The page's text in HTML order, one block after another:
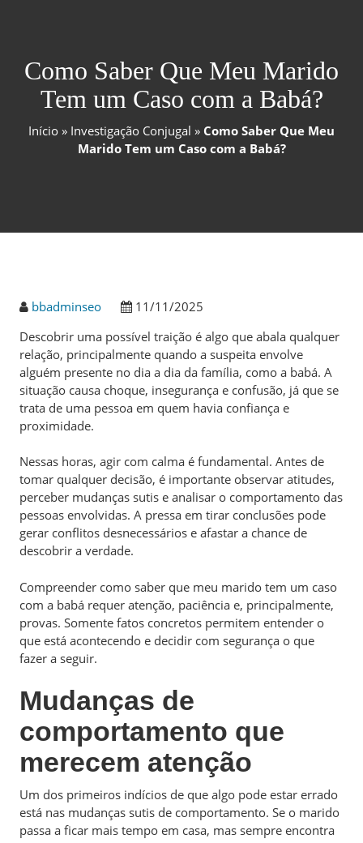
Como Saber Que Meu Marido
Tem um Caso com a Babá?
Início » Investigação Conjugal » Como Saber Que Meu
Marido Tem um Caso com a Babá?
bbadminseo
11/11/2025
Descobrir uma possível traição é algo que abala qualquer
relação, principalmente quando a suspeita envolve
alguém presente no dia a dia da família, como a babá. A
situação causa choque, insegurança e confusão, já que se
trata de uma pessoa em quem havia confiança e
proximidade.
Nessas horas, agir com calma é fundamental. Antes de
tomar qualquer decisão, é importante observar atitudes,
perceber mudanças sutis e analisar o comportamento das
pessoas envolvidas. A pressa em tirar conclusões pode
gerar conflitos desnecessários e afastar a chance de
descobrir a verdade.
Compreender como saber que meu marido tem um caso
com a babá requer atenção, paciência e, principalmente,
provas. Somente fatos concretos permitem entender o
que está acontecendo e decidir com segurança o que
fazer a seguir.
Mudanças de
comportamento que
merecem atenção
Um dos primeiros indícios de que algo pode estar errado
está nas mudanças sutis de comportamento. Se o marido
passa a ficar mais tempo em casa, mas sempre encontra